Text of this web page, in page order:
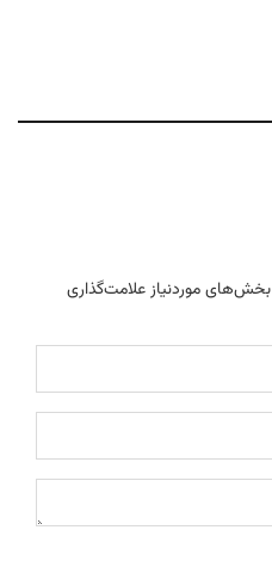
بخش‌های موردنیاز علامت‌گذاری